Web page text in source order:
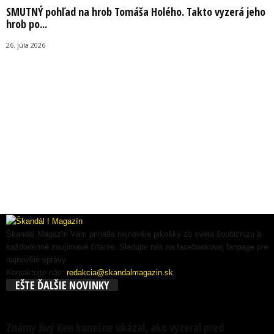
SMUTNÝ pohľad na hrob Tomáša Holého. Takto vyzerá jeho
hrob po...
26. júla 2026
Škandál Magazín Vám prináša najnovšie pikošky zo sveta šoubiznizu a
každodenné zaujímavé čítanie. Sledujte nás na facebookovej fanpage pre
najnovšie správy.
Kontaktujte nás: redakcia@skandalmagazin.sk
EŠTE ĎALŠIE NOVINKY